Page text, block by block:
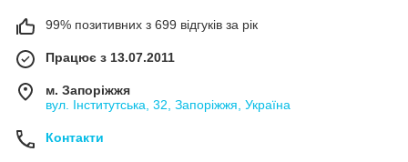
99% позитивних з 699 відгуків за рік
Працює з 13.07.2011
м. Запоріжжя
вул. Інститутська, 32, Запоріжжя, Україна
Контакти